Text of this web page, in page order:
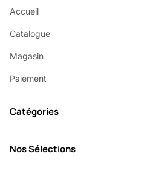
Accueil
Catalogue
Magasin
Paiement
Catégories
Nos Sélections